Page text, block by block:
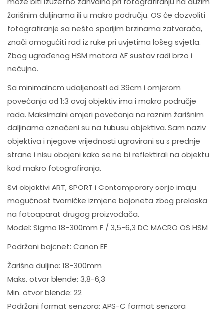
žarišnim duljinama ili u makro području. OS će dozvoliti
fotografiranje sa nešto sporijim brzinama zatvarača,
znači omogućiti rad iz ruke pri uvjetima lošeg svjetla.
Zbog ugrađenog HSM motora AF sustav radi brzo i
nečujno.
Sa minimalnom udaljenosti od 39cm i omjerom
povećanja od 1:3 ovaj objektiv ima i makro područje
rada. Maksimalni omjeri povećanja na raznim žarišnim
daljinama označeni su na tubusu objektiva. Sam naziv
objektiva i njegove vrijednosti ugravirani su s prednje
strane i nisu obojeni kako se ne bi reflektirali na objektu
kod makro fotografiranja.
Svi objektivi ART, SPORT i Contemporary serije imaju
mogućnost tvorničke izmjene bajoneta zbog prelaska
na fotoaparat drugog proizvođača.
Model: Sigma 18-300mm F / 3,5-6,3 DC MACRO OS HSM
Podržani bajonet: Canon EF
Žarišna duljina: 18-300mm
Maks. otvor blende: 3,8-6,3
Min. otvor blende: 22
Podržani format senzora: APS-C format senzora